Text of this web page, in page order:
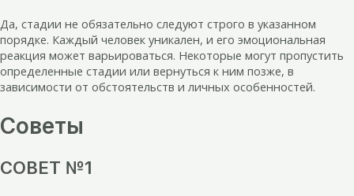
Да, стадии не обязательно следуют строго в указанном
порядке. Каждый человек уникален, и его эмоциональная
реакция может варьироваться. Некоторые могут пропустить
определенные стадии или вернуться к ним позже, в
зависимости от обстоятельств и личных особенностей.
Советы
СОВЕТ №1